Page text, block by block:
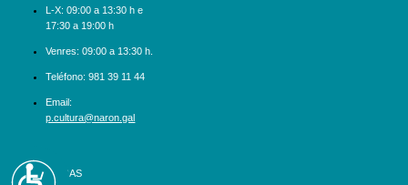
Accesibilidad
L-X: 09:00 a 13:30 h e
17:30 a 19:00 h
Venres: 09:00 a 13:30 h.
Teléfono: 981 39 11 44
Email:
p.cultura@naron.gal
BILLETEIRAS